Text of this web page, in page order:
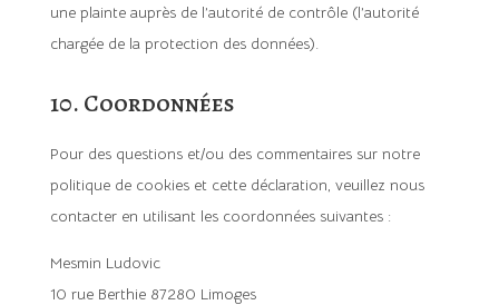
une plainte auprès de l’autorité de contrôle (l’autorité
chargée de la protection des données).
10. Coordonnées
Pour des questions et/ou des commentaires sur notre
politique de cookies et cette déclaration, veuillez nous
contacter en utilisant les coordonnées suivantes :
Mesmin Ludovic
10 rue Berthie 87280 Limoges